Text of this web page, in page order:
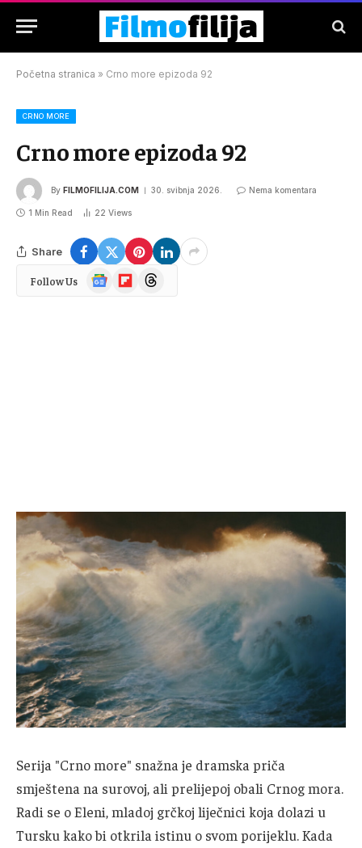
Početna stranica » Crno more epizoda 92
CRNO MORE
Crno more epizoda 92
By FILMOFILIJA.COM 30. svibnja 2026. Nema komentara
1 Min Read 22 Views
Share
Follow Us
Google
News
FlipboardThreads
Serija "Crno more" snažna je dramska priča
smještena na surovoj, ali prelijepoj obali Crnog mora.
Radi se o Eleni, mladoj grčkoj liječnici koja dolazi u
Tursku kako bi otkrila istinu o svom porijeklu. Kada